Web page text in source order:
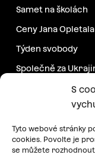
S
Tyto webové stránky
cookies. Povolte je
se můžete rozhodnout
Samet na školách
Ceny Jana Opletala
Týden svobody
Společně za
Další projekty
Podpořte nás
Pravidelná